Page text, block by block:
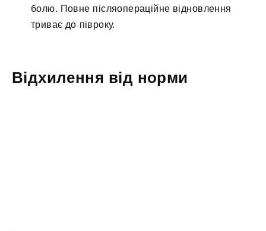
болю. Повне післяопераційне відновлення
триває до півроку.
Відхилення від норми